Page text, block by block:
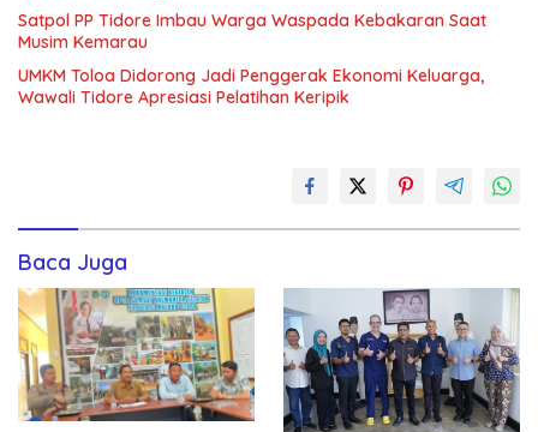
Satpol PP Tidore Imbau Warga Waspada Kebakaran Saat
Musim Kemarau
UMKM Toloa Didorong Jadi Penggerak Ekonomi Keluarga,
Wawali Tidore Apresiasi Pelatihan Keripik
Baca Juga